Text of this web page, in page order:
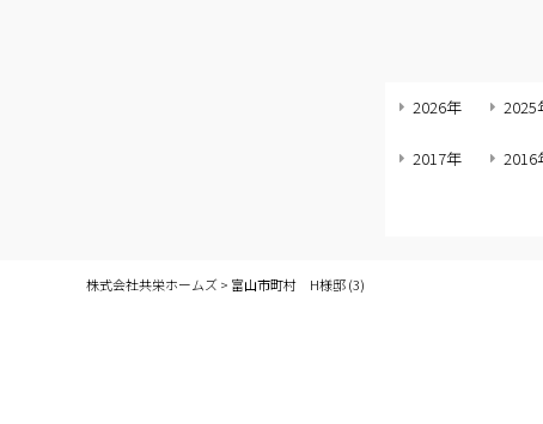
2026年 2025
2017年 2016
株式会社共栄ホームズ> 富山市町村 H様邸 (3)